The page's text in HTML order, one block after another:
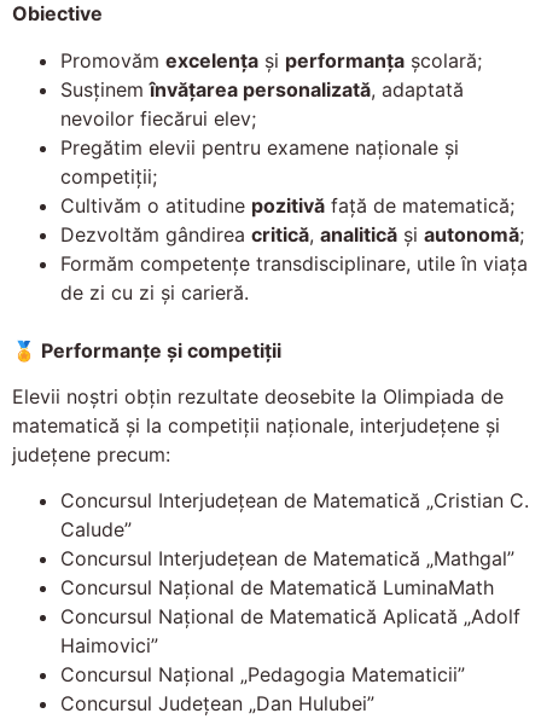
Obiective
Promovăm excelența și performanța școlară;
Susținemînvățarea personalizată, adaptată
nevoilor fiecărui elev;
Pregătim elevii pentru examene naționale și
competiții;
Cultivăm o atitudine pozitivă față de matematică;
Dezvoltăm gândirea critică, analitică și autonomă;
Formăm competențe transdisciplinare, utile în viața
de zi cu zi și carieră.
🏅 Performanțe și competiții
Elevii noștri obțin rezultate deosebite la Olimpiada de
matematică și la competiții naționale, interjudețene și
județene precum:
Concursul Interjudețean de Matematică „Cristian C.
Calude”
Concursul Interjudețean de Matematică „Mathgal”
Concursul Național de Matematică LuminaMath
Concursul Național de Matematică Aplicată „Adolf
Haimovici”
Concursul Național „Pedagogia Matematicii”
Concursul Județean „Dan Hulubei”